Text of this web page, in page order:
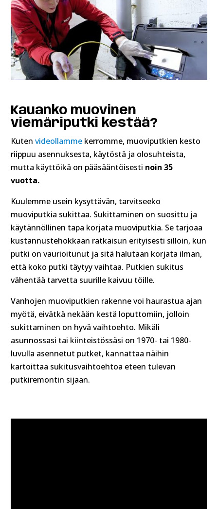
Kauanko muovinen
viemäriputki kestää?
Kutenvideollamme kerromme, muoviputkien kesto
riippuu asennuksesta, käytöstä ja olosuhteista,
mutta käyttöikä on pääsääntöisesti noin 35
vuotta.
Kuulemme usein kysyttävän, tarvitseeko
muoviputkia sukittaa. Sukittaminen on suosittu ja
käytännöllinen tapa korjata muoviputkia. Se tarjoaa
kustannustehokkaan ratkaisun erityisesti silloin, kun
putki on vaurioitunut ja sitä halutaan korjata ilman,
että koko putki täytyy vaihtaa. Putkien sukitus
vähentää tarvetta suurille kaivuu töille.
Vanhojen muoviputkien rakenne voi haurastua ajan
myötä, eivätkä nekään kestä loputtomiin, jolloin
sukittaminen on hyvä vaihtoehto. Mikäli
asunnossasi tai kiinteistössäsi on 1970- tai 1980-
luvulla asennetut putket, kannattaa näihin
kartoittaa sukitusvaihtoehtoa eteen tulevan
putkiremontin sijaan.